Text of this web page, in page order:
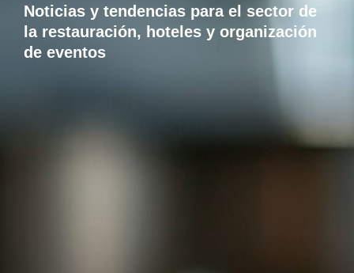
Noticias y tendencias para el sector de
la restauración, hoteles y organización
de eventos